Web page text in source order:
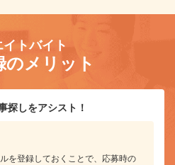
イトバイト
のメリット
探しをアシスト！
を登録しておくことで、応募時の